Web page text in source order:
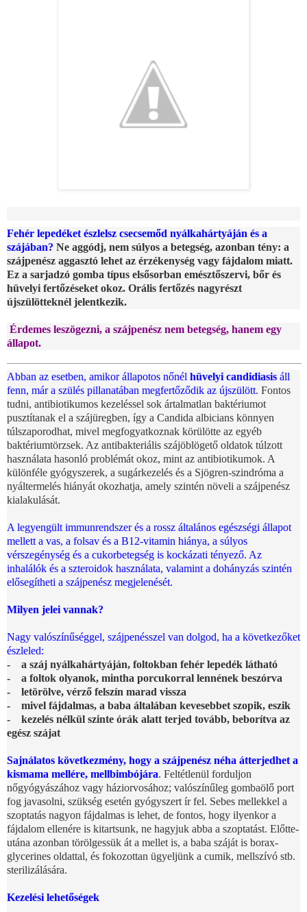
Fehér lepedéket észlelsz csecsemőd nyálkahártyáján és a
szájában? Ne aggódj, nem súlyos a betegség, azonban tény: a
szájpenész aggasztó lehet az érzékenység vagy fájdalom miatt.
Ez a sarjadzó gomba típus elsősorban emésztőszervi, bőr és
hüvelyi fertőzéseket okoz. Orális fertőzés nagyrészt
újszülötteknél jelentkezik.
Érdemes leszögezni, a szájpenész nem betegség, hanem egy
állapot.
Abban az esetben, amikor állapotos nőnél hüvelyi candidiasis áll
fenn, már a szülés pillanatában megfertőződik az újszülött. Fontos
tudni, antibiotikumos kezeléssel sok ártalmatlan baktériumot
pusztítanak el a szájüregben, így a Candida albicians könnyen
túlszaporodhat, mivel megfogyatkoznak körülötte az egyéb
baktériumtörzsek. Az antibakteriális szájöblögető oldatok túlzott
használata hasonló problémát okoz, mint az antibiotikumok. A
különféle gyógyszerek, a sugárkezelés és a Sjögren-szindróma a
nyáltermelés hiányát okozhatja, amely szintén növeli a szájpenész
kialakulását.
A legyengült immunrendszer és a rossz általános egészségi állapot
mellett a vas, a folsav és a B12-vitamin hiánya, a súlyos
vérszegénység és a cukorbetegség is kockázati tényező. Az
inhalálók és a szteroidok használata, valamint a dohányzás szintén
elősegítheti a szájpenész megjelenését.
Milyen jelei vannak?
Nagy valószínűséggel, szájpenésszel van dolgod, ha a következőket
észleled:
- a száj nyálkahártyáján, foltokban fehér lepedék látható
- a foltok olyanok, mintha porcukorral lennének beszórva
- letörölve, vérző felszín marad vissza
- mivel fájdalmas, a baba általában kevesebbet szopik, eszik
- kezelés nélkül szinte órák alatt terjed tovább, beborítva az
egész szájat
Sajnálatos következmény, hogy a szájpenész néha átterjedhet a
kismama mellére, mellbimbójára. Feltétlenül forduljon
nőgyógyászához vagy háziorvosához; valószínűleg gombaölő port
fog javasolni, szükség esetén gyógyszert ír fel. Sebes mellekkel a
szoptatás nagyon fájdalmas is lehet, de fontos, hogy ilyenkor a
fájdalom ellenére is kitartsunk, ne hagyjuk abba a szoptatást. Előtte-
utána azonban törölgessük át a mellet is, a baba száját is borax-
glycerines oldattal, és fokozottan ügyeljünk a cumik, mellszívó stb.
sterilizálására.
Kezelési lehetőségek